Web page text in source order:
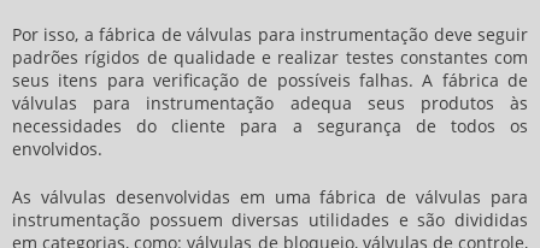
Por isso, afábrica de válvulas para instrumentação deve seguir
padrões rígidos de qualidade e realizar testes constantes com
seus itens para verificação de possíveis falhas. A fábrica de
válvulas para instrumentação adequa seus produtos às
necessidades do cliente para a segurança de todos os
envolvidos.
As válvulas desenvolvidas em umafábrica de válvulas para
instrumentação possuem diversas utilidades e são divididas
em categorias, como: válvulas de bloqueio, válvulas de controle,